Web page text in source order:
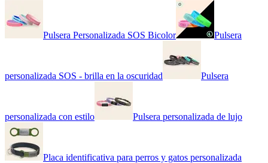
Pulsera Personalizada SOS Bicolor Pulsera
personalizada SOS - brilla en la oscuridad Pulsera
personalizada con estilo Pulsera personalizada de lujo
Placa identificativa para perros y gatos personalizada